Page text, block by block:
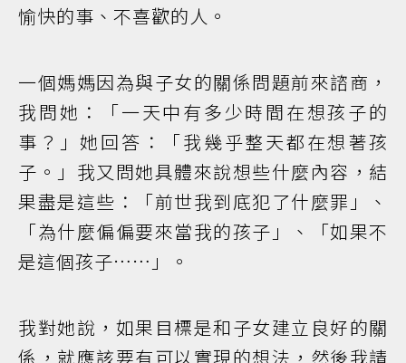
愉快的事、不喜歡的人。
一個媽媽因為與子女的關係問題前來諮商，
我問她：「一天中有多少時間在想孩子的
事？」她回答：「我幾乎整天都在想著孩
子。」我又問她具體來說想些什麼內容，結
果盡是這些：「前世我到底犯了什麼罪」、
「為什麼偏偏要來當我的孩子」、「如果不
是這個孩子……」。
我對她說，如果目標是和子女建立良好的關
係，就應該要有可以實現的想法，然後我請